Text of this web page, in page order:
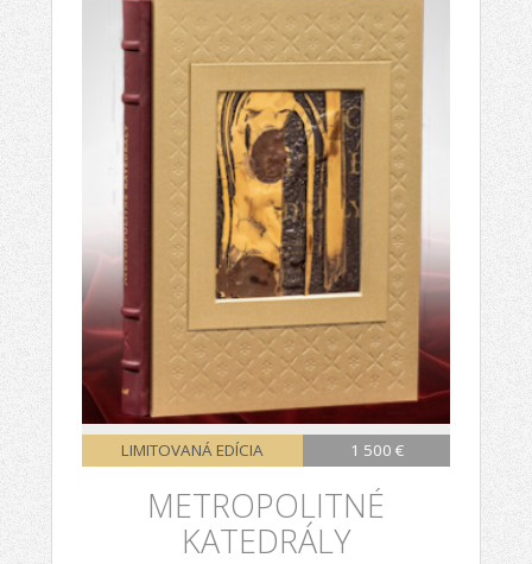
LIMITOVANÁ EDÍCIA 1 500 €
METROPOLITNÉ
KATEDRÁLY